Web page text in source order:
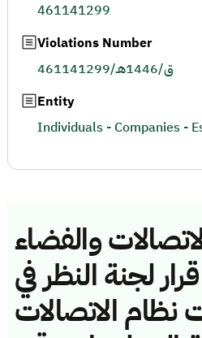
والفضاء
لجنة النظر في
نظام الاتصالات
461141299
Violations Number
461141299/ق/1446هـ
Entity
Individuals - Companies -